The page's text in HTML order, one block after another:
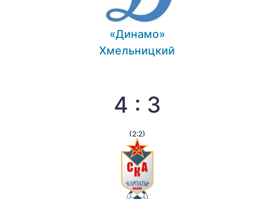
«Динамо»
Хмельницкий
4 : 3
(2:2)